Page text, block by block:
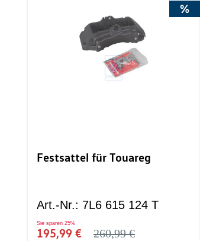
%
Festsattel für Touareg
Art.-Nr.: 7L6 615 124 T
Sie sparen 25%
195,99 € 260,99 €